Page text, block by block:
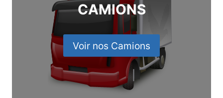
CAMIONS
Voir nos Camions